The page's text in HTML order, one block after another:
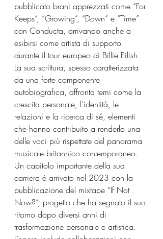
pubblicato brani apprezzati come “For
Keeps”, “Growing”, “Down” e “Time”
con Conducta, arrivando anche a
esibirsi come artista di supporto
durante il tour europeo di Billie Eilish.
La sua scrittura, spesso caratterizzata
da una forte componente
autobiografica, affronta temi come la
crescita personale, l’identità, le
relazioni e la ricerca di sé, elementi
che hanno contribuito a renderla una
delle voci più rispettate del panorama
musicale britannico contemporaneo.
Un capitolo importante della sua
carriera è arrivato nel 2023 con la
pubblicazione del mixtape “If Not
Now?”, progetto che ha segnato il suo
ritorno dopo diversi anni di
trasformazione personale e artistica.